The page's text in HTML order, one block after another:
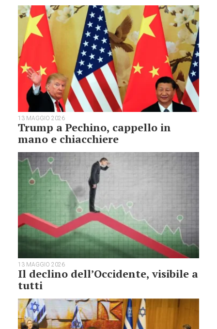
13 MAGGIO 2026
Trump a Pechino, cappello in
mano e chiacchiere
13 MAGGIO 2026
Il declino dell’Occidente, visibile a
tutti